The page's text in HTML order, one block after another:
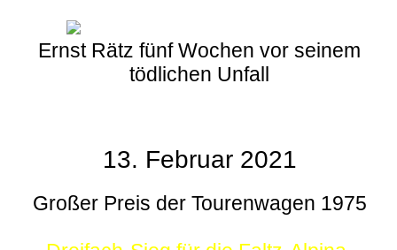
Ernst Rätz fünf Wochen vor seinem
tödlichen Unfall
13. Februar 2021
Großer Preis der Tourenwagen 1975